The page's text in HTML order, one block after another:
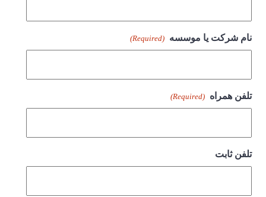
نام شرکت یا موسسه (Required)
تلفن همراه (Required)
تلفن ثابت